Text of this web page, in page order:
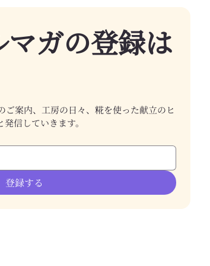
ガの登録は
ご案内、工房の日々、糀を使った献立のヒ
信していきます。
登録する